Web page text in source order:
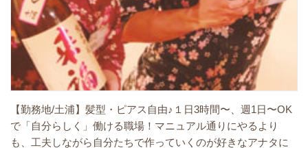
【勤務地/土浦】髪型・ピアス自由♪１日3時間〜、週1日〜OK
で「自分らしく」働ける職場！マニュアル通りにやるより
も、工夫しながら自分たちで作っていくのが好きなアナタに